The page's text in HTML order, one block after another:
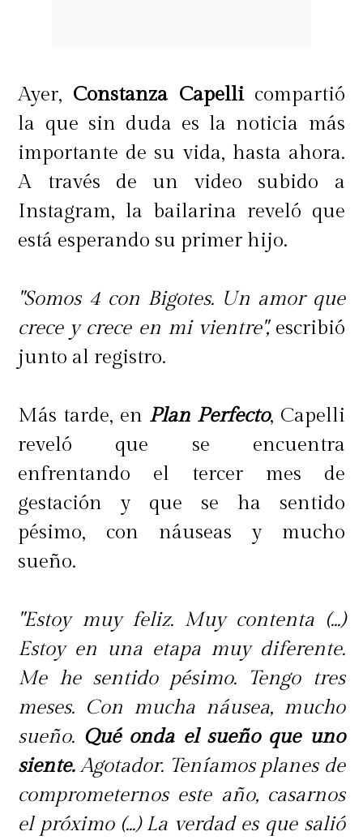
Ayer, Constanza Capellicompartió
la que sin duda es la noticia más
importante de su vida, hasta ahora.
A través de un video subido a
Instagram, la bailarina reveló que
está esperando su primer hijo.
"Somos 4 con Bigotes. Un amor que
crece y crece en mi vientre",escribió
junto al registro.
Más tarde, en Plan Perfecto, Capelli
reveló que se encuentra
enfrentando el tercer mes de
gestación y que se ha sentido
pésimo, con náuseas y mucho
sueño.
"Estoy muy feliz. Muy contenta (...)
Estoy en una etapa muy diferente.
Me he sentido pésimo. Tengo tres
meses. Con mucha náusea, mucho
sueño. Qué onda el sueño que uno
siente.Agotador. Teníamos planes de
comprometernos este año, casarnos
el próximo (...) La verdad es que salió